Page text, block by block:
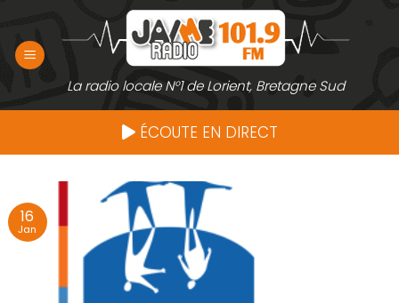
contenu
La radio locale N°1 de Lorient, Bretagne Sud
ÉCOUTE EN DIRECT
16
Jan